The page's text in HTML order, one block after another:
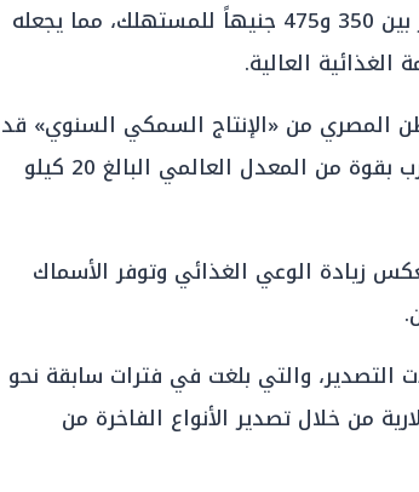
بينما تراوح سعر كيلو «الدنيس» الفاخر بين 350 و475 جنيهاً للمستهلك، مما يجعله
العالية.
المصري من «الإنتاج السمكي السنوي» قد
وصل إلى 18 كيلو جراماً، وهو رقم يقترب بقوة من المعدل العالمي البالغ 20 كيلو
زيادة الوعي الغذائي وتوفر الأسماك
التصدير، والتي بلغت في فترات سابقة نحو
من خلال تصدير الأنواع الفاخرة من